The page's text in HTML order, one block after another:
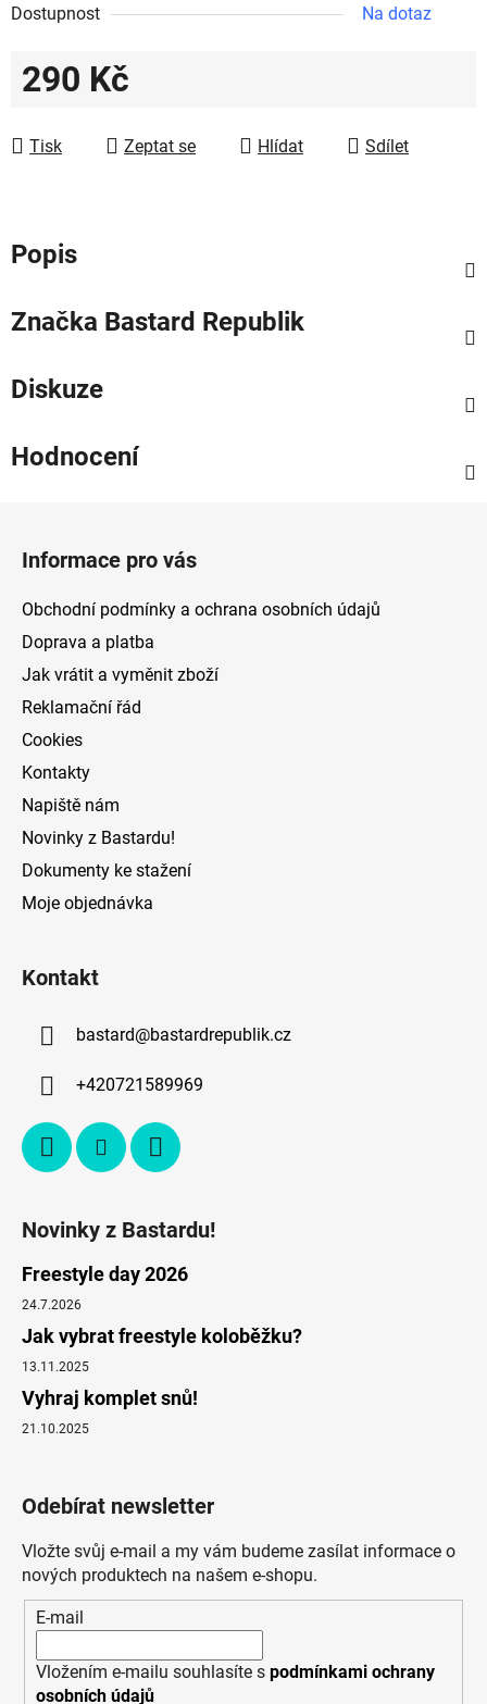
Dostupnost
Na dotaz
290 Kč
Tisk
Zeptat se Hlídat Sdílet
Popis
Značka Bastard Republik
Diskuze
Hodnocení
Informace pro vás
Obchodní podmínky a ochrana osobních údajů
Doprava a platba
Jak vrátit a vyměnit zboží
Reklamační řád
Cookies
Kontakty
Napiště nám
Novinky z Bastardu!
Dokumenty ke stažení
Moje objednávka
Kontakt
bastard@bastardrepublik.cz
+420721589969
Novinky z Bastardu!
Freestyle day 2026
24.7.2026
Jak vybrat freestyle koloběžku?
13.11.2025
Vyhraj komplet snů!
21.10.2025
Odebírat newsletter
Vložte svůj e-mail a my vám budeme zasílat informace o
nových produktech na našem e-shopu.
E-mail
Vložením e-mailu souhlasíte s podmínkami ochrany
osobních údajů